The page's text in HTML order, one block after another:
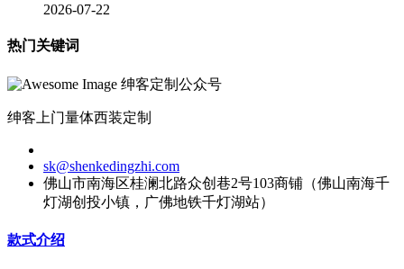
2026-07-22
热门关键词
绅客定制公众号
绅客上门量体西装定制
sk@shenkedingzhi.com
佛山市南海区桂澜北路众创巷2号103商铺（佛山南海千
灯湖创投小镇，广佛地铁千灯湖站）
款式介绍